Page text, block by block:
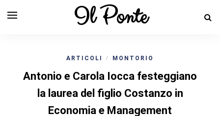
Il Ponte
ARTICOLI / MONTORIO
Antonio e Carola Iocca festeggiano
la laurea del figlio Costanzo in
Economia e Management